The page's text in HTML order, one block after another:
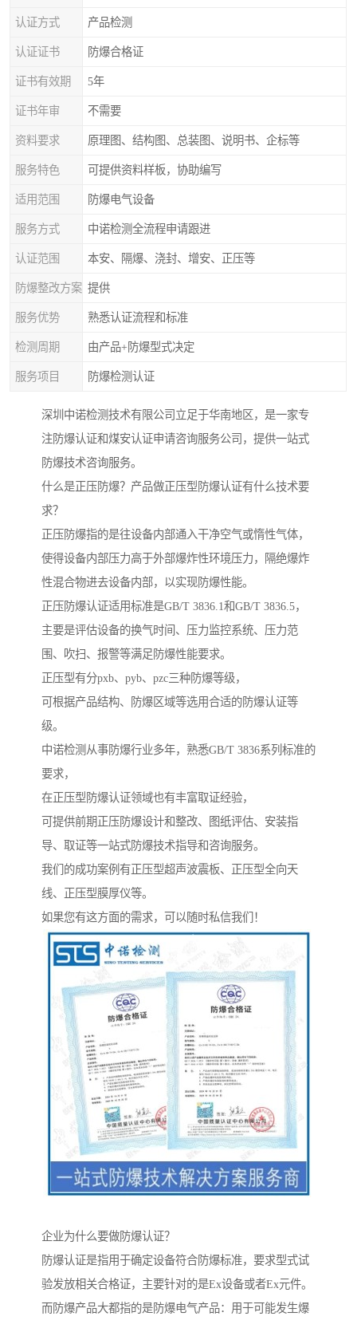
认证方式 产品检测
认证证书 防爆合格证
证书有效期 5年
证书年审 不需要
资料要求 原理图、结构图、总装图、说明书、企标等
服务特色 可提供资料样板，协助编写
适用范围 防爆电气设备
服务方式 中诺检测全流程申请跟进
认证范围 本安、隔爆、浇封、增安、正压等
防爆整改方案 提供
服务优势 熟悉认证流程和标准
检测周期 由产品+防爆型式决定
服务项目 防爆检测认证
深圳中诺检测技术有限公司立足于华南地区，是一家专
注防爆认证和煤安认证申请咨询服务公司，提供一站式
防爆技术咨询服务。
什么是正压防爆？产品做正压型防爆认证有什么技术要
求？
正压防爆指的是往设备内部通入干净空气或惰性气体，
使得设备内部压力高于外部爆炸性环境压力，隔绝爆炸
性混合物进去设备内部，以实现防爆性能。
正压防爆认证适用标准是GB/T 3836.1和GB/T 3836.5，
主要是评估设备的换气时间、压力监控系统、压力范
围、吹扫、报警等满足防爆性能要求。
正压型有分pxb、pyb、pzc三种防爆等级，
可根据产品结构、防爆区域等选用合适的防爆认证等
级。
中诺检测从事防爆行业多年，熟悉GB/T 3836系列标准的
要求，
在正压型防爆认证领域也有丰富取证经验，
可提供前期正压防爆设计和整改、图纸评估、安装指
导、取证等一站式防爆技术指导和咨询服务。
我们的成功案例有正压型超声波震板、正压型全向天
线、正压型膜厚仪等。
如果您有这方面的需求，可以随时私信我们！
企业为什么要做防爆认证？
防爆认证是指用于确定设备符合防爆标准，要求型式试
验发放相关合格证，主要针对的是Ex设备或者Ex元件。
而防爆产品大都指的是防爆电气产品：用于可能发生爆